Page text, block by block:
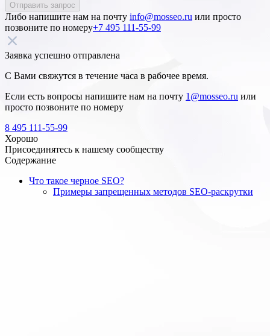
Отправить запрос
Либо напишите нам на почту info@mosseo.ru или просто
позвоните по номеру+7 495 111-55-99
Заявка успешно отправлена
С Вами свяжутся в течение часа в рабочее время.
Если есть вопросы напишите нам на почту 1@mosseo.ru или
просто позвоните по номеру
8 495 111-55-99
Хорошо
Присоединятесь к нашему сообществу
Содержание
Что такое черное SEO?
Примеры запрещенных методов SEO-раскрутки